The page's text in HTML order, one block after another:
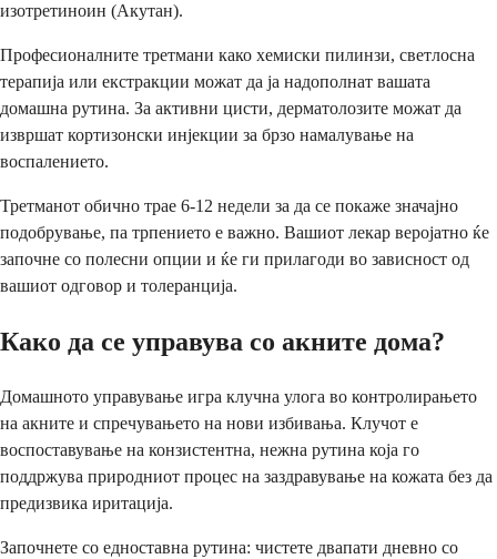
изотретиноин (Акутан).
Професионалните третмани како хемиски пилинзи, светлосна
терапија или екстракции можат да ја надополнат вашата
домашна рутина. За активни цисти, дерматолозите можат да
извршат кортизонски инјекции за брзо намалување на
воспалението.
Третманот обично трае 6-12 недели за да се покаже значајно
подобрување, па трпението е важно. Вашиот лекар веројатно ќе
започне со полесни опции и ќе ги прилагоди во зависност од
вашиот одговор и толеранција.
Како да се управува со акните дома?
Домашното управување игра клучна улога во контролирањето
на акните и спречувањето на нови избивања. Клучот е
воспоставување на конзистентна, нежна рутина која го
поддржува природниот процес на заздравување на кожата без да
предизвика иритација.
Започнете со едноставна рутина: чистете двапати дневно со